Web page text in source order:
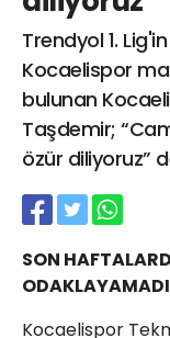
Trendyol 1.
Kocaelispor
bulunan
Taşdemir;
özür diliyoruz”
SON
Kocaelispor